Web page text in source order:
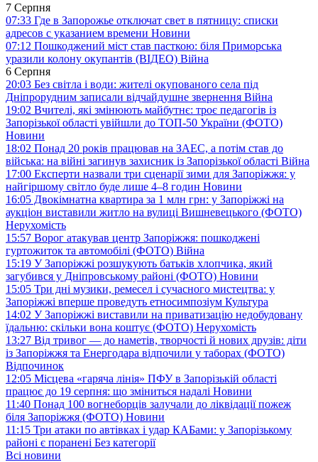
7 Серпня
07:33 Где в Запорожье отключат свет в пятницу: списки
адресов с указанием времени Новини
07:12 Пошкоджений міст став пасткою: біля Приморська
уразили колону окупантів (ВІДЕО) Війна
6 Серпня
20:03 Без світла і води: жителі окупованого села під
Дніпрорудним записали відчайдушне звернення Війна
19:02 Вчителі, які змінюють майбутнє: троє педагогів із
Запорізької області увійшли до ТОП-50 України (ФОТО)
Новини
18:02 Понад 20 років працював на ЗАЕС, а потім став до
війська: на війні загинув захисник із Запорізької області Війна
17:00 Експерти назвали три сценарії зими для Запоріжжя: у
найгіршому світло буде лише 4–8 годин Новини
16:05 Двокімнатна квартира за 1 млн грн: у Запоріжжі на
аукціон виставили житло на вулиці Вишневецького (ФОТО)
Нерухомість
15:57 Ворог атакував центр Запоріжжя: пошкоджені
гуртожиток та автомобілі (ФОТО) Війна
15:19 У Запоріжжі розшукують батьків хлопчика, який
загубився у Дніпровському районі (ФОТО) Новини
15:05 Три дні музики, ремесел і сучасного мистецтва: у
Запоріжжі вперше проведуть етносимпозіум Культура
14:02 У Запоріжжі виставили на приватизацію недобудовану
їдальню: скільки вона коштує (ФОТО) Нерухомість
13:27 Від тривог — до наметів, творчості й нових друзів: діти
із Запоріжжя та Енергодара відпочили у таборах (ФОТО)
Відпочинок
12:05 Місцева «гаряча лінія» ПФУ в Запорізькій області
працює до 19 серпня: що зміниться надалі Новини
11:40 Понад 100 вогнеборців залучали до ліквідації пожеж
біля Запоріжжя (ФОТО) Новини
11:15 Три атаки по автівках і удар КАБами: у Запорізькому
районі є поранені Без категорії
Всі новини